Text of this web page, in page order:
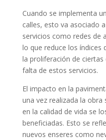
Cuando se implementa
calles, esto va asociado
servicios como redes de
lo que reduce los índices
la proliferación de
falta de estos servicios.
El impacto en la
una vez realizada la
en la calidad de vida se
beneficiadas. Esto se
nuevos enseres como